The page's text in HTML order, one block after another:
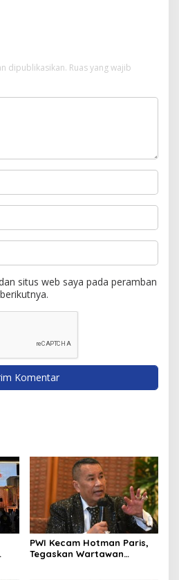
dipublikasikan. Ruas yang wajib
situs web saya pada peramban
PWI Kecam Hotman Paris,
Tegaskan Wartawan